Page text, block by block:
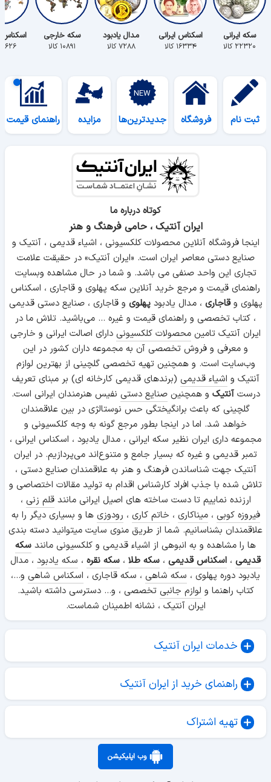
سکه ایرانی
۲۲۳۲۰ کالا
اسکناس ایرانی
۱۶۳۳۴ کالا
مدال یادبود
۷۲۸۸ کالا
سکه خارجی
۱۰۸۹۱ کالا ۵۶۲۶ کالا
ثبت نام فروشگاه جدیدترین‌ها مزایده راهنمای قیمت
کوتاه درباره ما
ایران آنتیک ، حامی فرهنگ و هنر
اینجا فروشگاه آنلاین محصولات کلکسیونی ، اشیاء قدیمی ، آنتیک و
صنایع دستی معاصر ایران است. «ایران آنتیک» در حقیقت علامت
تجاری این واحد صنفی می باشد. و شما در حال مشاهده وبسایت
راهنمای قیمت و مرجع خرید آنلاین سکه پهلوی و قاجاری ، اسکناس
پهلوی وقاجاری ، مدال یادبودپهلوی و قاجاری ، صنایع دستی قدیمی
، کتاب تخصصی و راهنمای قیمت و غیره ... می‌باشید. تلاش ما در
ایران آنتیک تامین محصولات کلکسیونی دارای اصالت ایرانی و خارجی
و معرفی و فروش تخصصی آن به مجموعه داران کشور در این
وب‌سایت است. و همچنین تهیه تخصصی گلچینی از بهترین لوازم
آنتیک و اشیاء قدیمی (برندهای قدیمی کارخانه ای) بر مبنای تعریف
درستآنتیک و همچنینصنایع دستی نفیس هنرمندان ایرانی است.
گلچینی که باعث برانگیختگی حس نوستالژی در بین علاقمندان
خواهد شد. اما در اینجا بطور مرجع گونه به وجه کلکسیونی و
مجموعه داری ایران نظیر سکه ایرانی ، مدال یادبود ، اسکناس ایرانی ،
تمبر قدیمی و غیره که بسیار جامع و متنوع‌اند می‌پردازیم. در ایران
آنتیک جهت شناساندن فرهنگ و هنر به علاقمندان صنایع دستی ،
تلاش شده با جذب افراد کارشناس اقدام به تولید مقالات اختصاصی و
ارزنده نماییم تا دست ساخته های اصیل ایرانی مانندقلم زنی ،
فیروزه کوبی ،میناکاری ، خاتم کاری ، رودوزی ها و بسیاری دیگر را به
علاقمندان بشناسانیم. شما از طریق منوی سایت میتوانید دسته بندی
ها را مشاهده و به انبوهی از اشیاء قدیمی و کلکسیونی مانند سکه
قدیمی ، اسکناس قدیمی ، سکه طلا ، سکه نقره ، سکه یادبود ، مدال
یادبود دوره پهلوی ، سکه شاهی ، سکه قاجاری ، اسکناس شاهی و...،
کتاب راهنما و لوازم جانبی تخصصی ، و... دسترسی داشته باشید.
ایران آنتیک ، نشانه اطمینان شماست.
خدمات ایران آنتیک
راهنمای خرید از ایران آنتیک
تهیه اشتراک
وب اپلیکیشن